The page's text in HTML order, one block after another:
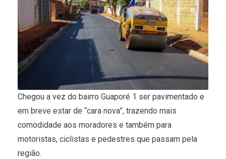
Chegou a vez do bairro Guaporé 1 ser pavimentado e
em breve estar de “cara nova”, trazendo mais
comodidade aos moradores e também para
motoristas, ciclistas e pedestres que passam pela
região.